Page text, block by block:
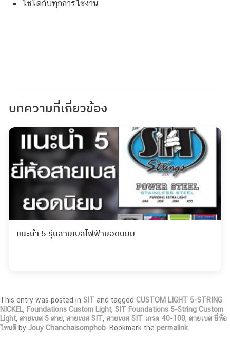
ใช้ได้กับทุกการใช้งาน
บทความที่เกี่ยวข้อง
แนะนำ 5 รุ่นสายเบสไฟฟ้ายอดนิยม
This entry was posted in SIT and tagged CUSTOM LIGHT 5-STRING
NICKEL, Foundations Custom Light, SIT Foundations 5-String Custom
Light, สายเบส 5 สาย สายเบส SIT สายเบส SIT เกรด 40-100 สายเบส ยี่ห้อ
ไหนดี by Jouy Chanchaisomphob . Bookmark the permalink